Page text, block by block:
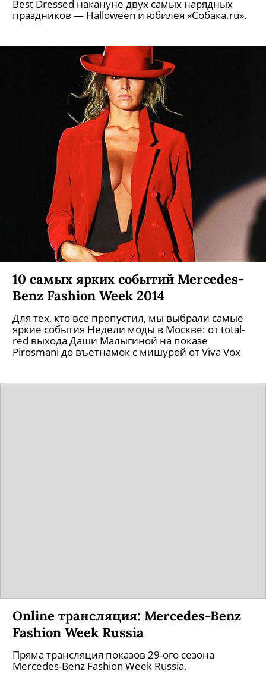
Best Dressed накануне двух самых нарядных
праздников — Halloween и юбилея «Собака.ru».
10 самых ярких событий Mercedes-
Benz Fashion Week 2014
Для тех, кто все пропустил, мы выбрали самые
яркие события Недели моды в Москве: от total-
red выхода Даши Малыгиной на показе
Pirosmani до въетнамок с мишурой от Viva Vox
Online трансляция: Mercedes-Benz
Fashion Week Russia
Пряма трансляция показов 29-ого сезона
Mercedes-Benz Fashion Week Russia.